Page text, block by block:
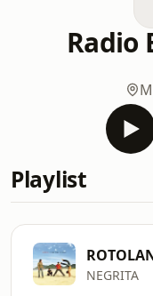
Radio
Playlist
NEGRITA